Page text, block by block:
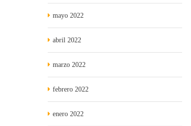
mayo 2022
abril 2022
marzo 2022
febrero 2022
enero 2022